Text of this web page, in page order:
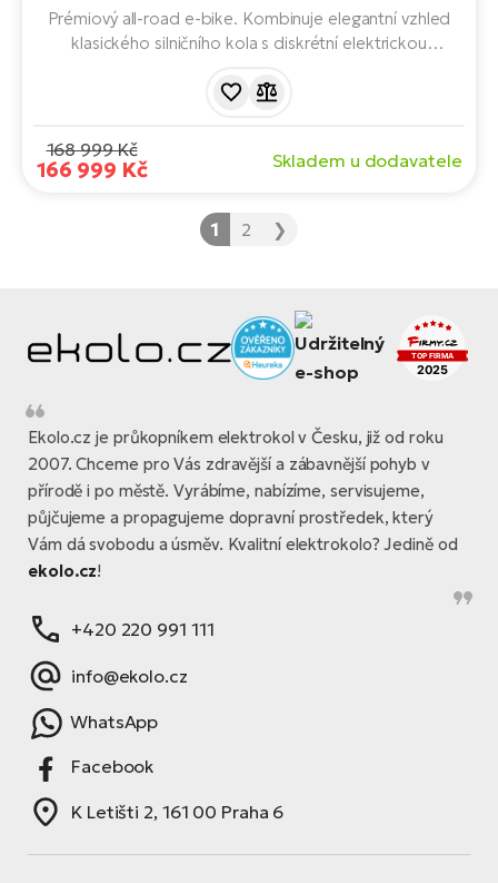
Prémiový all-road e-bike. Kombinuje elegantní vzhled
klasického silničního kola s diskrétní elektrickou
širšími plášti pro větší univerzálnost – od hladkého asfaltu
168 999 Kč
166 999 Kč Skladem u dodavatele
1 2 ❯
Ekolo.cz je průkopníkem elektrokol v Česku, již od roku
2007. Chceme pro Vás zdravější a zábavnější pohyb v
přírodě i po městě. Vyrábíme, nabízíme, servisujeme,
půjčujeme a propagujeme dopravní prostředek, který
Vám dá svobodu a úsměv. Kvalitní elektrokolo? Jedině od
ekolo.cz!
+420 220 991 111
info@ekolo.cz
WhatsApp
Facebook
K Letišti 2, 161 00 Praha 6